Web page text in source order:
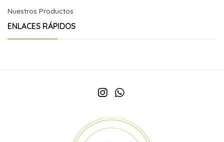
Nuestros Productos
ENLACES RÁPIDOS